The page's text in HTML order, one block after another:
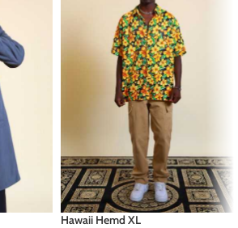
Hawaii Hemd XL